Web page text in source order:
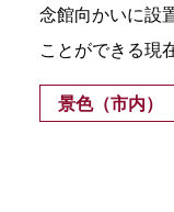
念館向かいに設
ことができる現
景色（市内）